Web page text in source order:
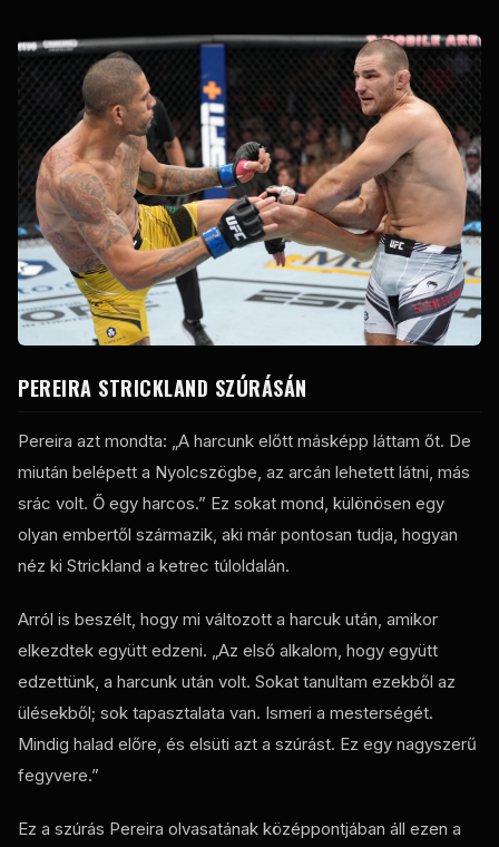
PEREIRA STRICKLAND SZÚRÁSÁN
Pereira azt mondta: „A harcunk előtt másképp láttam őt. De
miután belépett a Nyolcszögbe, az arcán lehetett látni, más
srác volt. Ő egy harcos.” Ez sokat mond, különösen egy
olyan embertől származik, aki már pontosan tudja, hogyan
néz ki Strickland a ketrec túloldalán.
Arról is beszélt, hogy mi változott a harcuk után, amikor
elkezdtek együtt edzeni. „Az első alkalom, hogy együtt
edzettünk, a harcunk után volt. Sokat tanultam ezekből az
ülésekből; sok tapasztalata van. Ismeri a mesterségét.
Mindig halad előre, és elsüti azt a szúrást. Ez egy nagyszerű
fegyvere.”
Ez a szúrás Pereira olvasatának középpontjában áll ezen a